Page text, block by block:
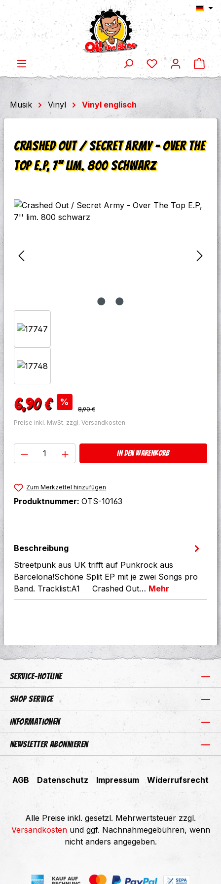
Zum Hauptinhalt springen
Musik Vinyl Vinyl englisch
Crashed Out / Secret Army - Over The
Top E.P, 7'' lim. 800 schwarz
Bildergalerie überspringen
Verkaufspreis:
6,90 € %
Regulärer Preis:
8,90 €
Preise inkl. MwSt. zzgl. Versandkosten
Produkt Anzahl: Gib den
In den Warenkorb
Zum Merkzettel hinzufügen
Produktnummer: OTS-10163
Beschreibung
Streetpunk aus UK trifft auf Punkrock aus
Barcelona!Schöne Split EP mit je zwei Songs pro
Band. Tracklist:A1 Crashed Out… Mehr
Service-Hotline
Shop Service
Informationen
Newsletter abonnieren
AGB Datenschutz Impressum Widerrufsrecht
Alle Preise inkl. gesetzl. Mehrwertsteuer zzgl.
Versandkostenund ggf. Nachnahmegebühren, wenn
nicht anders angegeben.